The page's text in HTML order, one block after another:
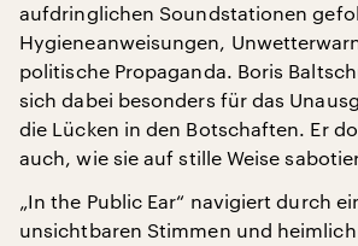
aufdringlichen Soundstationen
Hygieneanweisungen,
politische Propaganda. Boris
sich dabei besonders für das
die Lücken in den Botschaften. Er
auch, wie sie auf stille Weise
„In the Public Ear“ navigiert durch
unsichtbaren Stimmen und